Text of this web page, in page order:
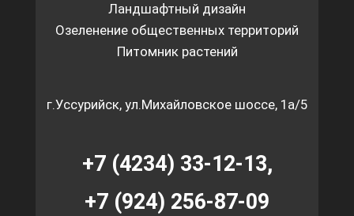
Ландшафтный дизайн
Озеленение общественных территорий
Питомник растений
г.Уссурийск, ул.Михайловское шоссе, 1а/5
+7 (4234) 33-12-13,
+7 (924) 256-87-09